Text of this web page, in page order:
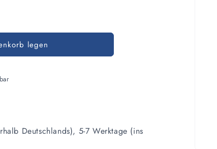
legen
Deutschlands), 5-7 Werktage (ins